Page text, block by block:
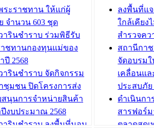
ารินชำราบ ร่วมการ
รระดับนานาชาติและ
นนวัตกรรมท้องถิ่น 2568
มนักวิจัยดีเด่นจาก
งการทะเบียนภาษีป้าย
าคารพาณิชย์ บริเวณ
ละถนนประทุมเทพภักดี
เทศบาล
รับฟังคว
ผังเมือง
วารินชำ
เทศบาล
ซักซ้อมแ
ประโยช
บทความ อื่นๆ ...
ระราชทาน ให้แก่ผู้
จำนวน 603 ชุด
ารินชำราบ ร่วมพิธีรับ
าชทานกองทุนแม่ของ
ปี 2568
ารินชำราบ จัดกิจกรรม
ชุมชน ปิดโครงการส่ง
สนุนการจำหน่ายสินค้า
งบประมาณ 2568
ารินชำราบ ลงพื้นที่มอบ
ลงพื้นที่แ
ใกล้เคียง
สำรวจค
สถานีกา
จัดอบรม
เคลื่อนแ
ประสบภั
ดำเนินกา
สารฟอร์
ตลาดสดเ